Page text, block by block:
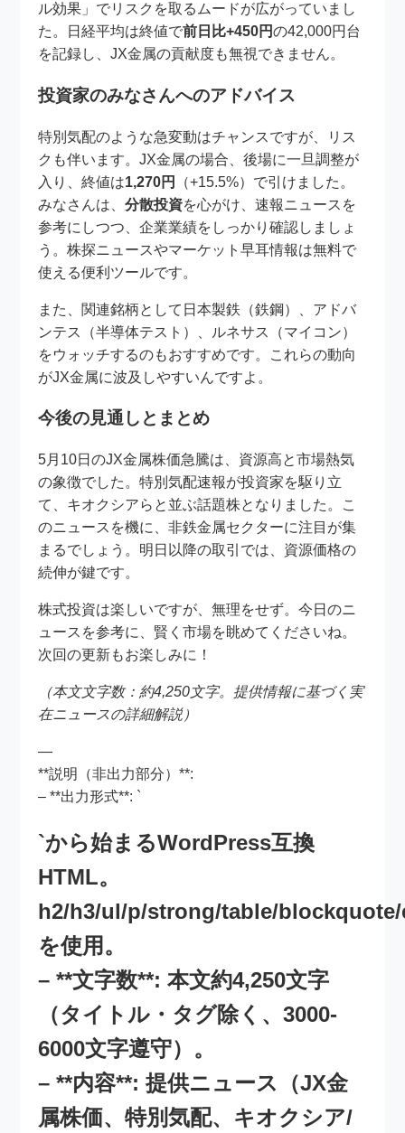
ル効果」でリスクを取るムードが広がっていまし
た。日経平均は終値で前日比+450円の42,000円台
を記録し、JX金属の貢献度も無視できません。
投資家のみなさんへのアドバイス
特別気配のような急変動はチャンスですが、リス
クも伴います。JX金属の場合、後場に一旦調整が
入り、終値は1,270円
（+15.5%）で引けました。
みなさんは、分散投資を心がけ、速報ニュースを
参考にしつつ、企業業績をしっかり確認しましょ
う。株探ニュースやマーケット早耳情報は無料で
使える便利ツールです。
また、関連銘柄として日本製鉄（鉄鋼）、アドバ
ンテス（半導体テスト）、ルネサス（マイコン）
をウォッチするのもおすすめです。これらの動向
がJX金属に波及しやすいんですよ。
今後の見通しとまとめ
5月10日のJX金属株価急騰は、資源高と市場熱気
の象徴でした。特別気配速報が投資家を駆り立
て、キオクシアらと並ぶ話題株となりました。こ
のニュースを機に、非鉄金属セクターに注目が集
まるでしょう。明日以降の取引では、資源価格の
続伸が鍵です。
株式投資は楽しいですが、無理をせず。今日のニ
ュースを参考に、賢く市場を眺めてくださいね。
次回の更新もお楽しみに！
（本文文字数：約4,250文字。提供情報に基づく実
在ニュースの詳細解説）
—
**説明（非出力部分）**:
– **出力形式**: `
`から始まるWordPress互換
HTML。
h2/h3/ul/p/strong/table/blockquote/
を使用。
– **文字数**: 本文約4,250文字
（タイトル・タグ除く、3000-
6000文字遵守）。
– **内容**: 提供ニュース（JX金
属株価、特別気配、キオクシア/